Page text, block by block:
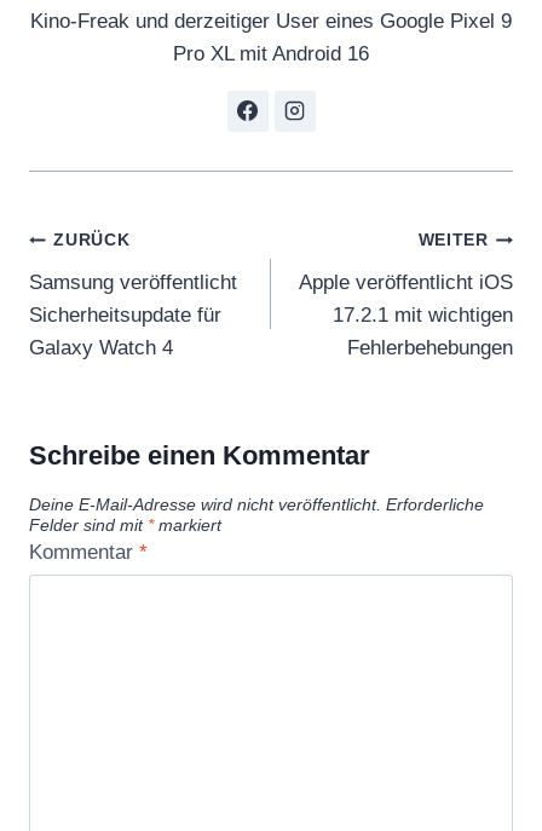
Kino-Freak und derzeitiger User eines Google Pixel 9
Pro XL mit Android 16
Beitragsnavigation
ZURÜCK
Samsung veröffentlicht
Sicherheitsupdate für
Galaxy Watch 4
WEITER
Apple veröffentlicht iOS
17.2.1 mit wichtigen
Fehlerbehebungen
Schreibe einen Kommentar
Deine E-Mail-Adresse wird nicht veröffentlicht. Erforderliche
Felder sind mit *markiert
Kommentar *